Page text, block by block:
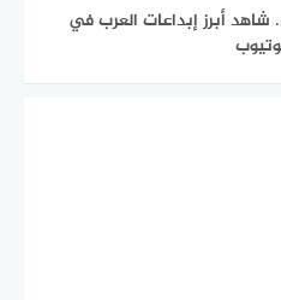
شاهد أبرز إبداعات العرب في